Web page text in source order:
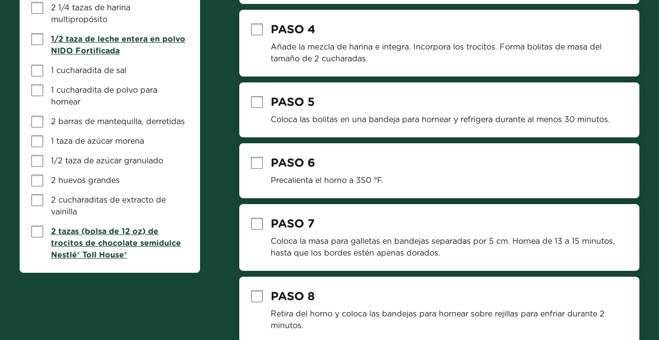
2 1/4 tazas de harina
multipropósito
1/2 taza de leche entera en polvo
NIDO Fortificada
1 cucharadita de sal
1 cucharadita de polvo para
hornear
2 barras de mantequilla, derretidas
1 taza de azúcar morena
1/2 taza de azúcar granulado
2 huevos grandes
2 cucharaditas de extracto de
vainilla
2 tazas (bolsa de 12 oz) de
trocitos de chocolate semidulce
Nestlé® Toll House®
PASO 4
Añade la mezcla de harina e integra. Incorpora los trocitos. Forma bolitas de masa del
tamaño de 2 cucharadas.
PASO 5
Coloca las bolitas en una bandeja para hornear y refrigera durante al menos 30 minutos.
PASO 6
Precalienta el horno a 350 °F.
PASO 7
Coloca la masa para galletas en bandejas separadas por 5 cm. Hornea de 13 a 15 minutos,
hasta que los bordes estén apenas dorados.
PASO 8
Retira del horno y coloca las bandejas para hornear sobre rejillas para enfriar durante 2
minutos.